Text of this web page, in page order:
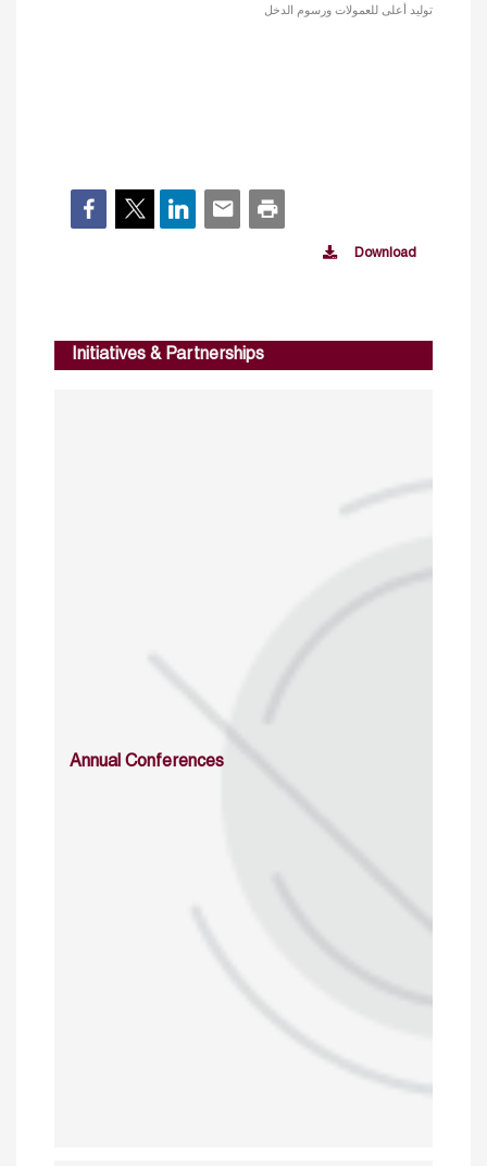
توليد أعلى للعمولات ورسوم الدخل
Download
Initiatives & Partnerships
Annual Conferences